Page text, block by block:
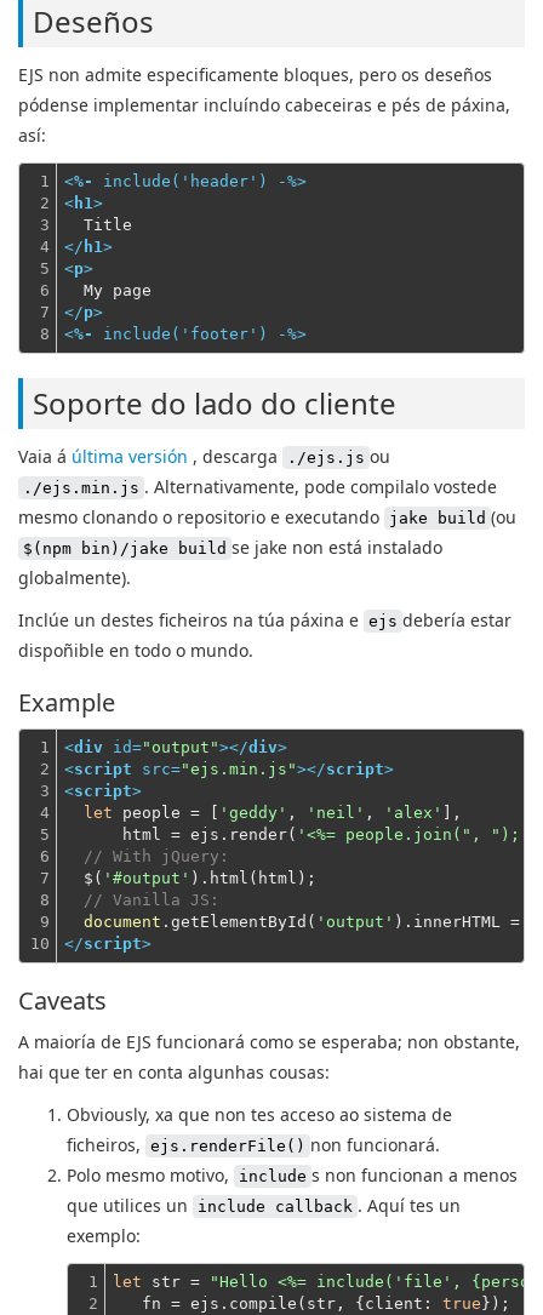
Deseños
EJS non admite especificamente bloques, pero os deseños
pódense implementar incluíndo cabeceiras e pés de páxina,
así:
1
2
3
4
5
6
7
8
<%- include (' header ') -%>
< h1>
  Title
</ h1>
<p>
  My page
</p>
<%- include (' footer ') -%>
Soporte do lado do cliente
Vaia á última versión , descarga ./ejs.js ou
./ejs.min.js . Alternativamente, pode compilalo vostede
mesmo clonando o repositorio e executando jake build (ou
$(npm bin)/jake build se jake non está instalado
globalmente).
Inclúe un destes ficheiros na túa páxina e ejs debería estar
dispoñible en todo o mundo.
Example
1
2
3
4
5
6
7
8
9
10
<div id="output"></div>
<script src="ejs.min.js"></script>
<script>
let people = [ 'geddy' , 'neil' , 'alex'
],
      html = ejs.render(
'<%= people.join(", ");
// With jQuery:
  $(
'#output' ).html(html);
// Vanilla JS:
document .getElementById( 'output'
</script>
Caveats
A maioría de EJS funcionará como se esperaba; non obstante,
hai que ter en conta algunhas cousas:
Obviously, xa que non tes acceso ao sistema de
ficheiros, ejs.renderFile() non funcionará.
Polo mesmo motivo,
include s non funcionan a menos
que utilices un
include callback . Aquí tes un
exemplo:
1
2
let str =
"Hello <%= include('file',
   fn = ejs.compile(str, {
client : true });